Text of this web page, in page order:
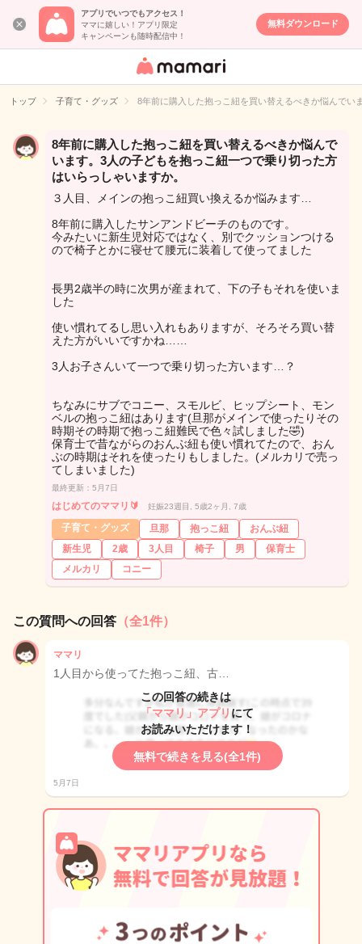
アプリでいつでもアクセス！
ママに嬉しい！アプリ限定
キャンペーンも随時配信中！
無料ダウンロード
女性専用匿名QA
イト
トップ 子育て・グッズ 8年前に購入した抱っこ紐を買い替えるべきか悩んで
8年前に購入した抱っこ紐を買い替えるべきか悩んで
います。3人の子どもを抱っこ紐一つで乗り切った方
はいらっしゃいますか。
３人目、メインの抱っこ紐買い換えるか悩みます…
8年前に購入したサンアンドビーチのものです。
今みたいに新生児対応ではなく、別でクッションつける
ので椅子とかに寝せて腰元に装着して使ってました
長男2歳半の時に次男が産まれて、下の子もそれを使いま
した
使い慣れてるし思い入れもありますが、そろそろ買い替
えた方がいいですかね……
3人お子さんいて一つで乗り切った方います…？
ちなみにサブでコニー、スモルビ、ヒップシート、モン
ベルの抱っこ紐はあります(旦那がメインで使ったりその
時期その時期で抱っこ紐難民で色々試しました🤣)
保育士で昔ながらのおんぶ紐も使い慣れてたので、おん
ぶの時期はそれを使ったりもしました。(メルカリで売っ
てしまいました)
最終更新：5月7日
はじめてのママリ🔰 妊娠23週目, 5歳2ヶ月, 7歳
子育て・グッズ 旦那 抱っこ紐
おんぶ紐
新生児
2歳 3人目 椅子 男
保育士
メルカリ
コニー
この質問への回答 （全1件）
ママリ
1人目から使ってた抱っこ紐、古…
この回答の続きは
「ママリ」アプリ にて
お読みいただけます！
無料で続きを見る(全1件)
5月7日